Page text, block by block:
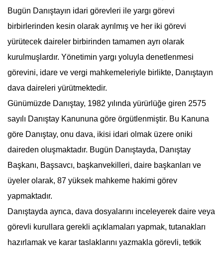
Bugün Danıştayın idari görevleri ile yargı görevi
birbirlerinden kesin olarak ayrılmış ve her iki görevi
yürütecek daireler birbirinden tamamen ayrı olarak
kurulmuşlardır. Yönetimin yargı yoluyla denetlenmesi
görevini, idare ve vergi mahkemeleriyle birlikte, Danıştayın
dava daireleri yürütmektedir.
Günümüzde Danıştay, 1982 yılında yürürlüğe giren 2575
sayılı DanıştayKanununa göre örgütlenmiştir. Bu Kanuna
göre Danıştay, onu dava, ikisi idari olmak üzere oniki
daireden oluşmaktadır. Bugün Danıştayda, Danıştay
Başkanı, Başsavcı, başkanvekilleri, daire başkanları ve
üyeler olarak, 87 yüksek mahkeme hakimi görev
yapmaktadır.
Danıştayda ayrıca, dava dosyalarını inceleyerek daire veya
görevli kurullara gerekli açıklamaları yapmak, tutanakları
hazırlamak ve karar taslaklarını yazmakla görevli, tetkik